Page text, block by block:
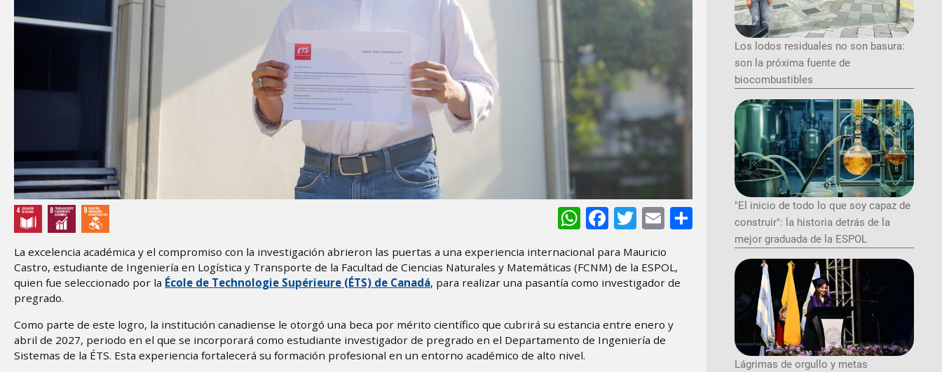
WhatsApp
Facebook
Twitter
EmailShare
La excelencia académica y el compromiso con la investigación abrieron las puertas a una experiencia internacional para Mauricio
Castro, estudiante de Ingeniería en Logística y Transporte de la Facultad de Ciencias Naturales y Matemáticas (FCNM) de la ESPOL,
quien fue seleccionado por la École de Technologie Supérieure (ÉTS) de Canadá, para realizar una pasantía como investigador de
pregrado.
Como parte de este logro, la institución canadiense le otorgó una beca por mérito científico que cubrirá su estancia entre enero y
abril de 2027, periodo en el que se incorporará como estudiante investigador de pregrado en el Departamento de Ingeniería de
Sistemas de la ÉTS. Esta experiencia fortalecerá su formación profesional en un entorno académico de alto nivel.
Los lodos residuales no son basura:
son la próxima fuente de
biocombustibles
"El inicio de todo lo que soy capaz de
construir": la historia detrás de la
mejor graduada de la ESPOL
Lágrimas de orgullo y metas